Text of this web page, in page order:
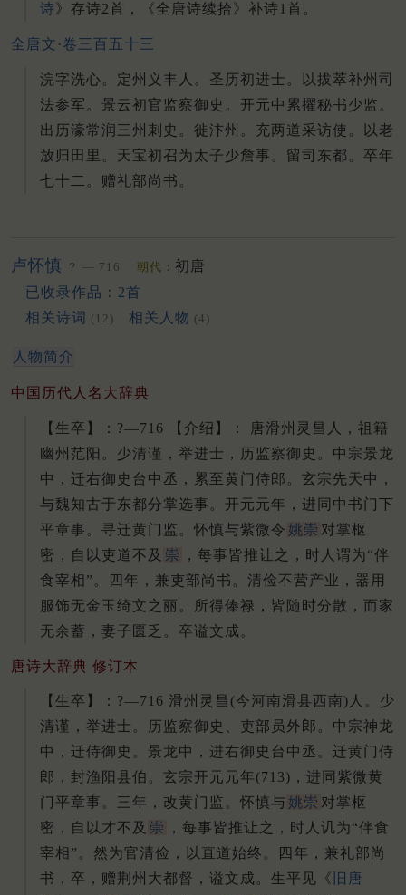
诗》存诗2首，《全唐诗续拾》补诗1首。
全唐文·卷三百五十三
浣字洗心。定州义丰人。圣历初进士。以拔萃补州司
法参军。景云初官监察御史。开元中累擢秘书少监。
出历濠常润三州刺史。徙汴州。充两道采访使。以老
放归田里。天宝初召为太子少詹事。留司东都。卒年
七十二。赠礼部尚书。
卢怀慎 ？ — 716 朝代： 初唐
已收录作品：2首
相关诗词 (12) 相关人物 (4)
人物简介
中国历代人名大辞典
【生卒】：?—716 【介绍】： 唐滑州灵昌人，祖籍
幽州范阳。 少清谨，举进士，历监察御史。 中宗景龙
中，迁右御史台中丞，累至黄门侍郎。 玄宗先天中，
与魏知古于东都分掌选事。 开元元年，进同中书门下
平章事。 寻迁黄门监。 怀慎与紫微令 姚崇 对掌枢
密，自以吏道不及 崇
，每事皆推让之，时人谓为“伴
食宰相”。
四年，兼吏部尚书。 清俭不营产业，器用
服饰无金玉绮文之丽。
所得俸禄，皆随时分散，而家
无余蓄，妻子匮乏。 卒谥文成。
唐诗大辞典 修订本
【生卒】：?—716 滑州灵昌(今河南滑县西南)人。 少
清谨，举进士。
历监察御史、吏部员外郎。 中宗神龙
中，迁侍御史。 景龙中，进右御史台中丞。 迁黄门侍
郎，封渔阳县伯。 玄宗开元元年(713)，进同紫微黄
门平章事。 三年，改黄门监。 怀慎与 姚崇 对掌枢
密，自以才不及 崇
，每事皆推让之，时人讥为“伴食
宰相”。 然为官清俭，以直道始终。
四年，兼礼部尚
书，卒，赠荆州大都督，谥文成。 生平见《 旧唐